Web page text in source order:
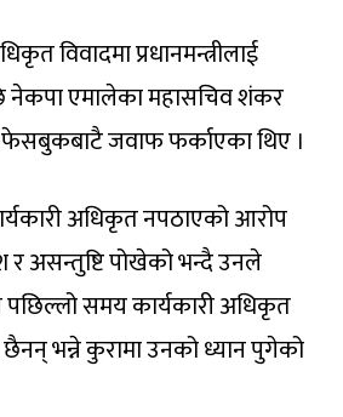
विवादमा प्रधानमन्त्रीलाई
नेकपा एमालेका महासचिव शंकर
जवाफ फर्काएका थिए ।
अधिकृत नपठाएको आरोप
असन्तुष्टि पोखेको भन्दै उनले
पछिल्लो समय कार्यकारी अधिकृत
छैनन् भन्ने कुरामा उनको ध्यान पुगेको